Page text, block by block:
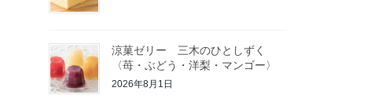
涼菓ゼリー 三木のひとしずく
〈苺・ぶどう・洋梨・マンゴー〉
2026年8月1日